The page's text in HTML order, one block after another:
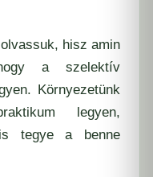
hisz amin
a szelektív
Környezetünk
legyen,
is tegye a benne